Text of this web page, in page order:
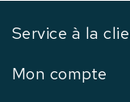
Service à la
Mon compte